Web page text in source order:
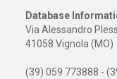
Database
Via Alessandro
41058 Vignola (MO)
(39) 059 773888 -